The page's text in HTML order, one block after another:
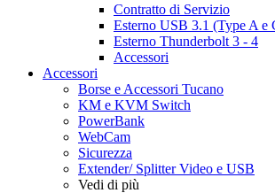
Contratto di Servizio
Esterno USB 3.1 (Type A e
Esterno Thunderbolt 3 - 4
Accessori
Accessori
Borse e Accessori Tucano
KM e KVM Switch
PowerBank
WebCam
Sicurezza
Extender/ Splitter Video e USB
Vedi di più